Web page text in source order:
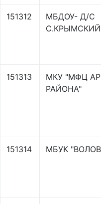
151312
МБДОУ- Д/С
С.КРЫМСКИЙ
151313
МКУ "МФЦ
РАЙОНА"
151314 МБУК